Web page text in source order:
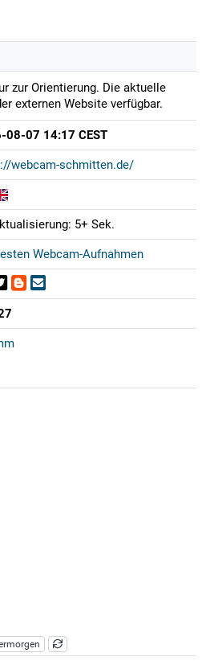
zur Orientierung. Die aktuelle
externen Website verfügbar.
08-07 14:17 CEST
webcam-schmitten.de/
5+ Sek.
Webcam-Aufnahmen